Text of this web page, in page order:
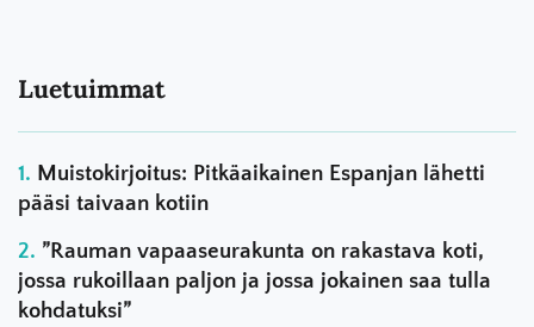
Luetuimmat
Muistokirjoitus: Pitkäaikainen Espanjan lähetti
pääsi taivaan kotiin
”Rauman vapaaseurakunta on rakastava koti,
jossa rukoillaan paljon ja jossa jokainen saa tulla
kohdatuksi”